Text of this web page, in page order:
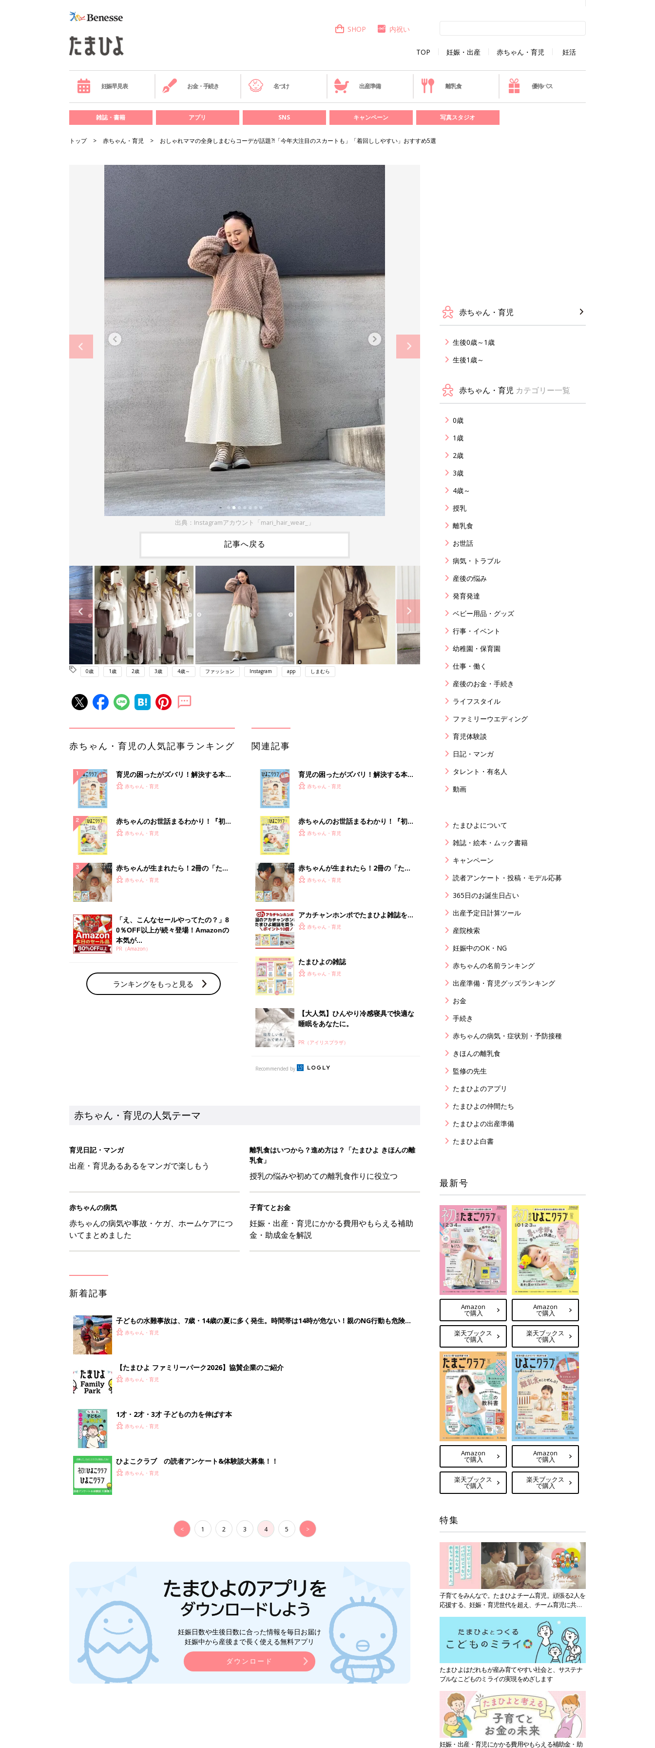
TOP 妊娠・出産 赤ちゃん・育児 妊活
SHOP 内祝い
妊娠早見表 お金・手続き 名づけ 出産準備 離乳食 優待パス
雑誌・書籍 アプリ SNS キャンペーン 写真スタジオ
トップ 赤ちゃん・育児 おしゃれママの全身しまむらコーデが話題?!「今年大注目のスカートも」「着回ししやすい」おすすめ5選
出典：Instagramアカウント「mari_hair_wear_」
記事へ戻る
0歳 1歳 2歳 3歳 4歳～ ファッション Instagram app しまむら
赤ちゃん・育児の人気記事ランキング
育児の困ったがズバリ！解決する本
『ひよこクラブ 秋号』 4カ月～2才
赤ちゃん・育児
赤ちゃんのお世話まるわかり！『初め
てのひよこクラブ 夏号』〈巻頭大特
赤ちゃん・育児
赤ちゃんが生まれたら！2冊の「たま
ひよ」
赤ちゃん・育児
「え、こんなセールやってたの？」8
0％OFF以上が続々登場！Amazonの
本気が...
PR（Amazon）
ランキングをもっと見る
関連記事
育児の困ったがズバリ！解決する本
『ひよこクラブ 秋号』 4カ月～2才
赤ちゃん・育児
赤ちゃんのお世話まるわかり！『初め
てのひよこクラブ 夏号』〈巻頭大特
赤ちゃん・育児
赤ちゃんが生まれたら！2冊の「たま
ひよ」
赤ちゃん・育児
アカチャンホンポでたまひよ雑誌を買
うとポイント10倍【期間限定】
赤ちゃん・育児
たまひよの雑誌
赤ちゃん・育児
【大人気】ひんやり冷感寝具で快適な
睡眠をあなたに。
PR（アイリスプラザ）
Recommended by
赤ちゃん・育児の人気テーマ
育児日記・マンガ
出産・育児あるあるをマンガで楽しもう
離乳食はいつから？進め方は？「たまひよ きほんの離
乳食」
授乳の悩みや初めての離乳食作りに役立つ
赤ちゃんの病気
赤ちゃんの病気や事故・ケガ、ホームケアにつ
いてまとめました
子育てとお金
妊娠・出産・育児にかかる費用やもらえる補助
金・助成金を解説
新着記事
子どもの水難事故は、7歳・14歳の夏に多く発生。時間帯は14時が危ない！親のNG行動も危険を
まねく【専門家】
赤ちゃん・育児
【たまひよ ファミリーパーク2026】協賛企業のご紹介
赤ちゃん・育児
1才・2才・3才 子どもの力を伸ばす本
赤ちゃん・育児
ひよこクラブ の読者アンケート&体験談大募集！！
赤ちゃん・育児
< 1 2 3 4 5 >
妊娠日数や生後日数に合った情報を毎日お届け
妊娠中から産後まで長く使える無料アプリ
ダウンロード
赤ちゃん・育児
生後0歳～1歳
生後1歳～
赤ちゃん・育児 カテゴリー一覧
0歳
1歳
2歳
3歳
4歳～
授乳
離乳食
お世話
病気・トラブル
産後の悩み
発育発達
ベビー用品・グッズ
行事・イベント
幼稚園・保育園
仕事・働く
産後のお金・手続き
ライフスタイル
ファミリーウエディング
育児体験談
日記・マンガ
タレント・有名人
動画
たまひよについて
雑誌・絵本・ムック書籍
キャンペーン
読者アンケート・投稿・モデル応募
365日のお誕生日占い
出産予定日計算ツール
産院検索
妊娠中のOK・NG
赤ちゃんの名前ランキング
出産準備・育児グッズランキング
お金
手続き
赤ちゃんの病気・症状別・予防接種
きほんの離乳食
監修の先生
たまひよのアプリ
たまひよの仲間たち
たまひよの出産準備
たまひよ白書
最新号
Amazon
で購入
楽天ブックス
で購入
Amazon
で購入
楽天ブックス
で購入
Amazon
で購入
楽天ブックス
で購入
Amazon
で購入
楽天ブックス
で購入
特集
子育てをみんなで。たまひよチーム育児。頑張る2人を
応援する、妊娠・育児世代を超え、チーム育児に共感
たまひよはだれもが産み育てやすい社会と、サステナ
ブルなこどものミライの実現をめざします
妊娠・出産・育児にかかる費用やもらえる補助金・助